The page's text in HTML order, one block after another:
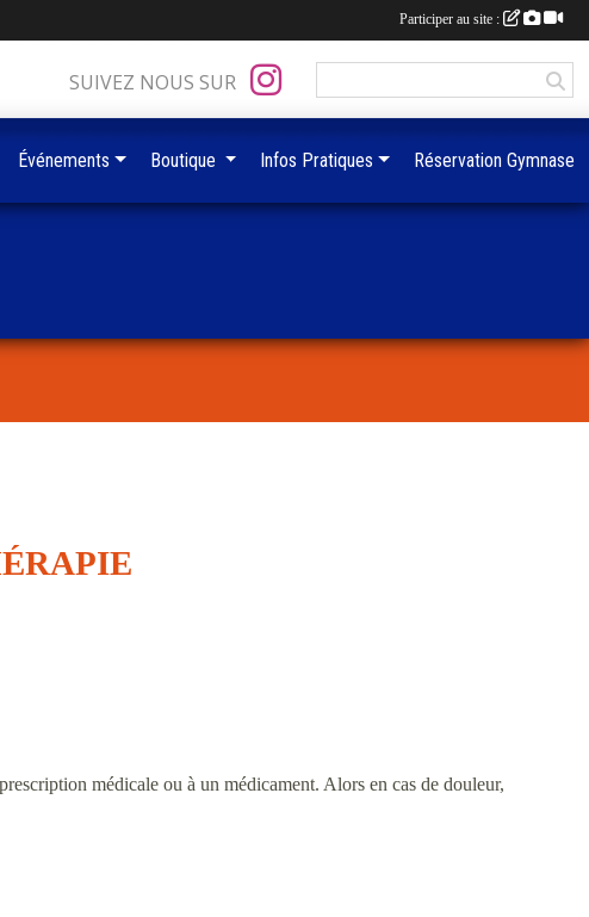
médicale ou à un médicament. Alors en cas de douleur,
SUIVEZ NOUS SUR
Événements Boutique Infos Pratiques Réservation Gymnase
Participer au site :